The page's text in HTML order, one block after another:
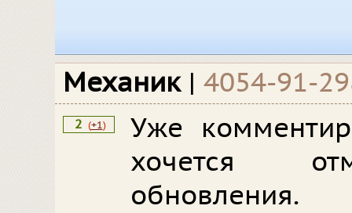
Механик | 4054-91-
2 (+1)
Уже
хочется